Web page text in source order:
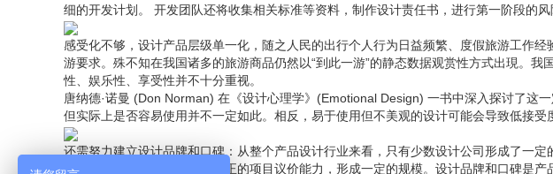
细的开发计划。 开发团队还将收集相关标准等资料，制作设计责任书，进行第一阶段的风
感受化不够，设计产品层级单一化，随之人民的出行个人行为日益频繁、度假旅游工作
游要求。殊不知在我国诸多的旅游商品仍然以“到此一游”的静态数据观赏性方式出現。
性、娱乐性、享受性并不十分重视。
唐纳德·诺曼 (Don Norman) 在《设计心理学》(Emotional Design) 一书中深入探讨了这
但实际上是否容易使用并不一定如此。相反，易于使用但不美观的设计可能会导致低接
还需努力建立设计品牌和口碑：从整个产品设计行业来看，只有少数设计公司形成了一
客户来源的设计公司才能有真正的项目议价能力，形成一定的规模。设计品牌和口碑是产